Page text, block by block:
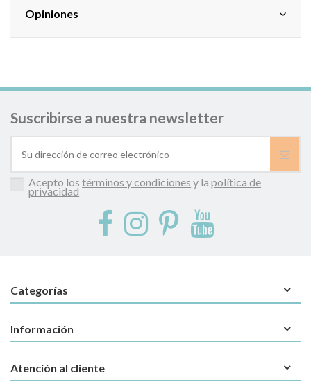
Opiniones
Suscribirse a nuestra newsletter
Acepto lostérminos y condiciones y lapolítica de
privacidad
Categorías
Información
Atención al cliente